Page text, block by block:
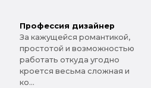
Профессия дизайнер
За кажущейся романтикой,
простотой и возможностью
работать откуда угодно
кроется весьма сложная и
ко...